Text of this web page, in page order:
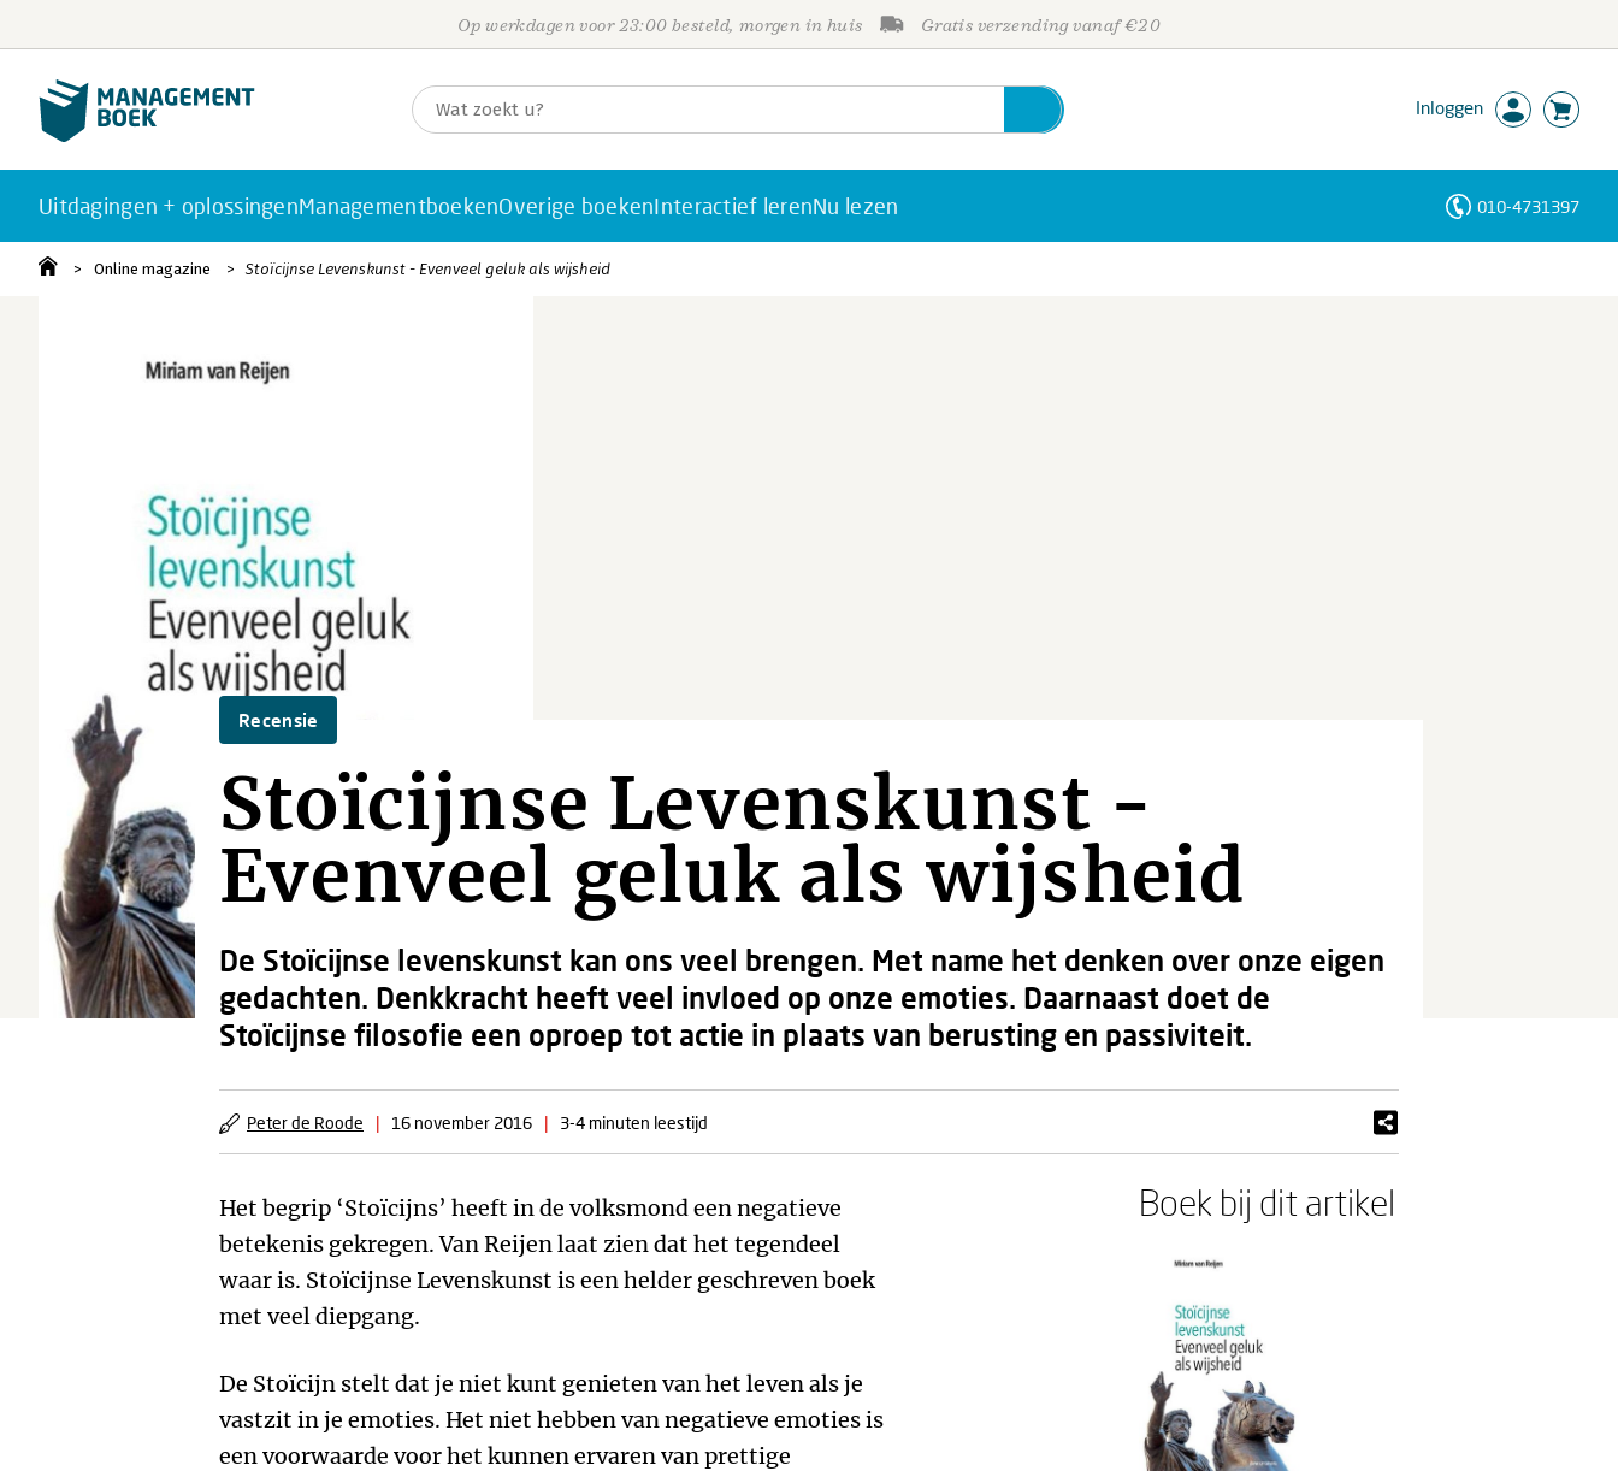
Op werkdagen voor 23:00 besteld, morgen in huis Gratis verzending vanaf €20
Inloggen
Uitdagingen + oplossingenManagementboekenOverige boekenInteractief lerenNu lezen 010-4731397
Online magazine Stoïcijnse Levenskunst - Evenveel geluk als wijsheid
Recensie
Stoïcijnse Levenskunst -
Evenveel geluk als wijsheid
De Stoïcijnse levenskunst kan ons veel brengen. Met name het denken over onze eigen
gedachten. Denkkracht heeft veel invloed op onze emoties. Daarnaast doet de
Stoïcijnse filosofie een oproep tot actie in plaats van berusting en passiviteit.
Peter de Roode | 16 november 2016 | 3-4 minuten leestijd
Het begrip ‘Stoïcijns’ heeft in de volksmond een negatieve
betekenis gekregen. Van Reijen laat zien dat het tegendeel
waar is. Stoïcijnse Levenskunst is een helder geschreven boek
met veel diepgang.
De Stoïcijn stelt dat je niet kunt genieten van het leven als je
vastzit in je emoties. Het niet hebben van negatieve emoties is
een voorwaarde voor het kunnen ervaren van prettige
Boek bij dit artikel
Personen